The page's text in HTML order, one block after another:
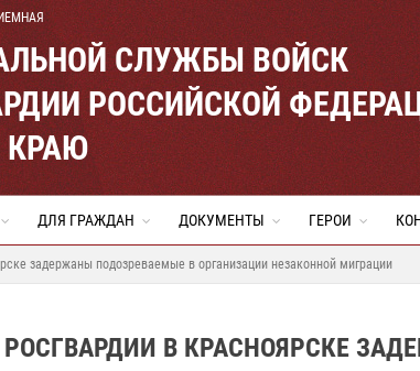
СЛУЖБЫ ВОЙСК
РОССИЙСКОЙ
КРАЮ
ДЛЯ ГРАЖДАН ДОКУМЕНТЫ ГЕРОИ
задержаны подозреваемые в организации незаконной миграции
В КРАСНОЯРСКЕ